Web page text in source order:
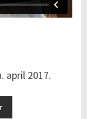
april 2017.